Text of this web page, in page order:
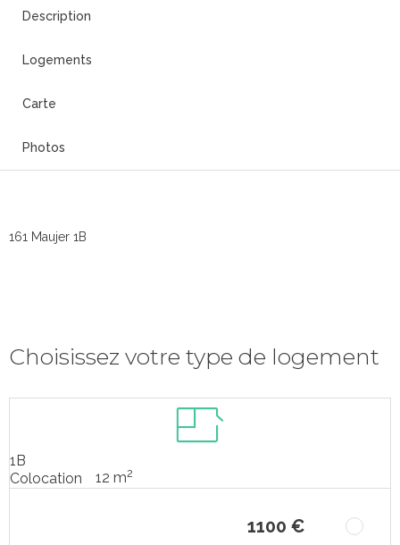
Description
Logements
Carte
Photos
161 Maujer 1B
Choisissez votre type de logement
1B
Colocation
12 m2
1100 €